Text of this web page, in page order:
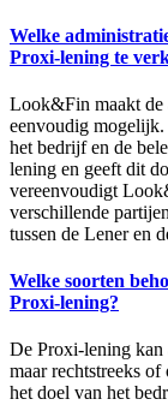
Welke
Proxi-lening te
Look&Fin maakt de
eenvoudig
het bedrijf en de
lening en geeft dit
vereenvoudigt
verschillende
tussen de Lener en
Welke soorten
Proxi-lening?
De Proxi-lening kan
maar rechtstreeks
het doel van het